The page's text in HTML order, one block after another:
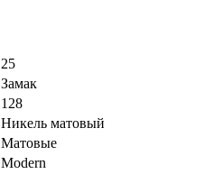
25
Замак
128
Никель матовый
Матовые
Modern